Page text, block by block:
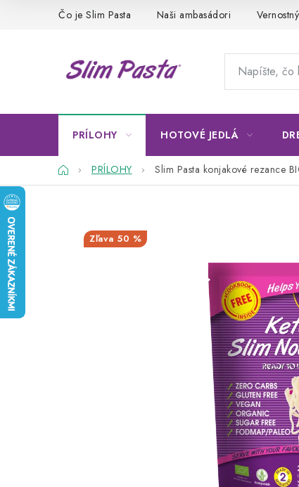
Čo je Slim Pasta Naši ambasádori
PRÍLOHY HOTOVÉ JEDLÁ
DomovPRÍLOHY Slim Pasta konjakové rezance
50 %